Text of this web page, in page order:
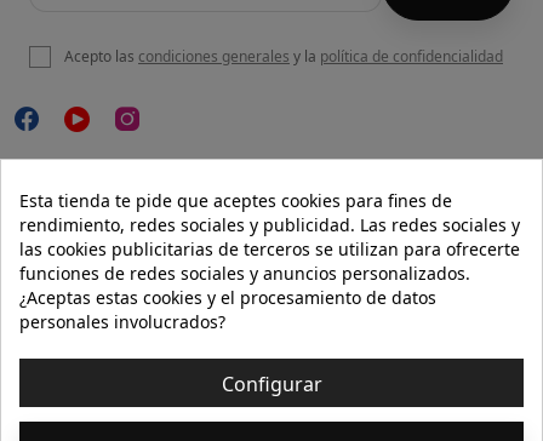
NUESTRA WEB
AYUDA
INFORMACIÓN 
Acepto las condiciones generales y la política de confidencialidad
Esta tienda te pide que aceptes cookies para fines de
rendimiento, redes sociales y publicidad. Las redes sociales y
las cookies publicitarias de terceros se utilizan para ofrecerte
funciones de redes sociales y anuncios personalizados.
¿Aceptas estas cookies y el procesamiento de datos
personales involucrados?
Configurar